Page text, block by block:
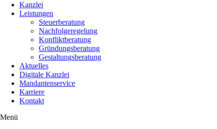
Kanzlei
Leistungen
Steuerberatung
Nachfolgeregelung
Konfliktberatung
Gründungsberatung
Gestaltungsberatung
Aktuelles
Digitale Kanzlei
Mandantenservice
Karriere
Kontakt
Menü